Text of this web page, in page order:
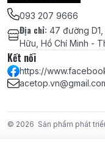
Hệ
Thống
Truyền
Động
Tay
093 207 9666
Địa chỉ: 47 đường
Hữu, Hồ Chí Minh -
Kết nối
https://
© 2026 Sản phẩm phát